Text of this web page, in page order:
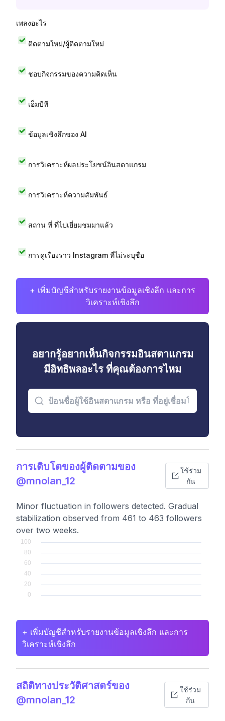
เพลงอะไร
ติดตามใหม่/ผู้ติดตามใหม่
ชอบกิจกรรมของความคิดเห็น
เอ็มบีที
ข้อมูลเชิงลึกของ AI
การวิเคราะห์ผลประโยชน์อินสตาแกรม
การวิเคราะห์ความสัมพันธ์
สถาน ที่ ที่ไปเยี่ยมชมมาแล้ว
การดูเรื่องราว Instagram ที่ไม่ระบุชื่อ
+ เพิ่มบัญชีสำหรับรายงานข้อมูลเชิงลึก และการ
วิเคราะห์เชิงลึก
อยากรู้อยากเห็นกิจกรรมอินสตาแกรม
มีอิทธิพลอะไร ที่คุณต้องการไหม
การเติบโตของผู้ติดตามของ
@mnolan_12
ใช้ร่วม
กัน
Minor fluctuation in followers detected. Gradual
stabilization observed from 461 to 463 followers
over two weeks.
+ เพิ่มบัญชีสำหรับรายงานข้อมูลเชิงลึก และการ
วิเคราะห์เชิงลึก
สถิติทางประวัติศาสตร์ของ
@mnolan_12
ใช้ร่วม
กัน